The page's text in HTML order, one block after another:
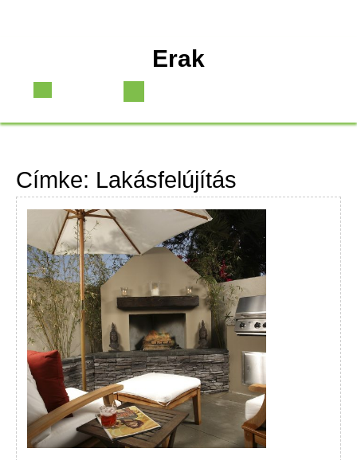
content
Erak
Button
Címke: Lakásfelújítás